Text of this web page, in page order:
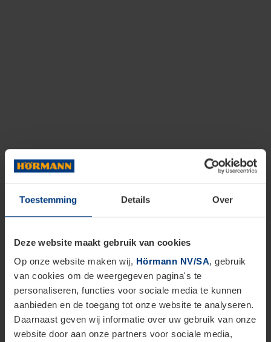
Toestemming Details Over
Deze website maakt gebruik van cookies
Op onze website maken wij, Hörmann NV/SA, gebruik
van cookies om de weergegeven pagina's te
personaliseren, functies voor sociale media te kunnen
aanbieden en de toegang tot onze website te analyseren.
Daarnaast geven wij informatie over uw gebruik van onze
website door aan onze partners voor sociale media,